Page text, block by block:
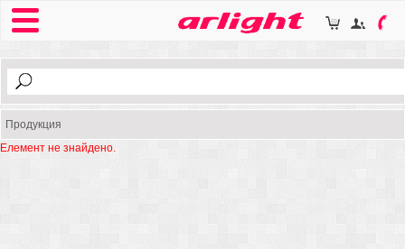
Продукция
Елемент не знайдено.